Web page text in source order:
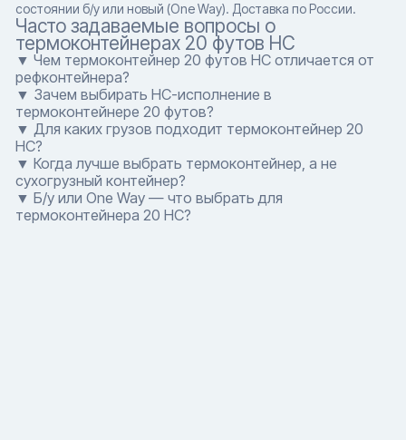
состоянии б/у или новый (One Way). Доставка по России.
Часто задаваемые вопросы о
термоконтейнерах 20 футов HC
▼ Чем термоконтейнер 20 футов HC отличается от
рефконтейнера?
▼ Зачем выбирать HC-исполнение в
термоконтейнере 20 футов?
▼ Для каких грузов подходит термоконтейнер 20
HC?
▼ Когда лучше выбрать термоконтейнер, а не
сухогрузный контейнер?
▼ Б/у или One Way — что выбрать для
термоконтейнера 20 HC?